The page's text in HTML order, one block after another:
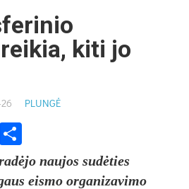
kiti jo
PLUNGĖ
Viber
naujos sudėties
eismo organizavimo